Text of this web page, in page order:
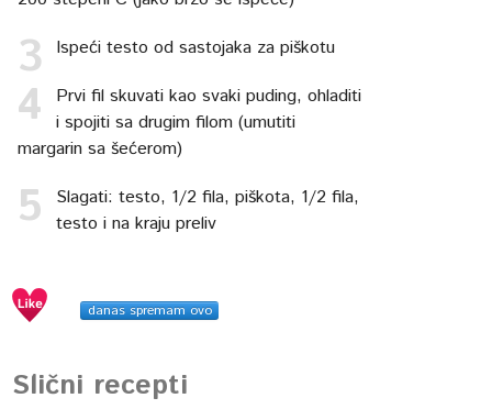
Ispeći testo od sastojaka za piškotu
Prvi fil skuvati kao svaki puding, ohladiti
i spojiti sa drugim filom (umutiti
margarin sa šećerom)
Slagati: testo, 1/2 fila, piškota, 1/2 fila,
testo i na kraju preliv
danas spremam ovo
Slični recepti